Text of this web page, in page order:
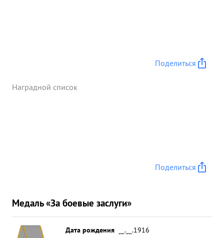
Поделиться
Наградной список
Поделиться
Медаль «За боевые заслуги»
Дата рождения
__.__.1916